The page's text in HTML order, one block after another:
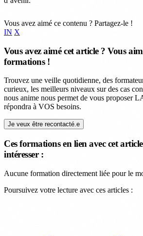
Vous avez aimé ce contenu ? Partagez-le !
IN X
Vous avez aimé cet article ? Vous
formations !
Trouvez une veille quotidienne, des
curieux, les meilleurs niveaux sur des cas
nous anime nous permet de vous proposer
répondra à VOS besoins.
Je veux être recontacté.e
Ces formations en lien avec cet
intéresser :
Aucune formation directement liée pour le
Poursuivez votre lecture avec ces articles :